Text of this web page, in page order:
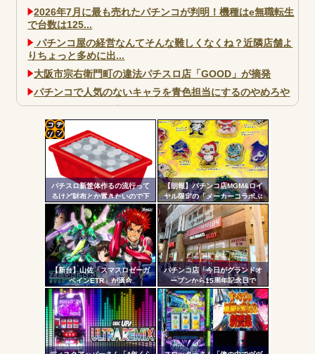
2026年7月に最も売れたパチンコが判明！機種はe無職転生
で台数は125...
パチンコ屋の経営なんてそんな難しくなくね？近隣店舗よ
りちょっと多めに出...
大阪市宗右衛門町の違法パチスロ店「GOOD」が摘発
パチンコで人気のないキャラを青色担当にするのやめろや
「今までありがとう」と...
無職のパチンコカス(22)なんやが、ワイの人生どれくらい
ヤバいか教えて？...
AngelBeats!とかいうクソアニメの思い出ｗｗｗ
Powered by livedoor 相互RSS
パチスロ新筐体作るの流行って
るけど財布とか置きたいので下
皿とか今まで通りがいいわ
【朗報】パチンコ店MGM&ロイ
ヤル限定の「メーカーコラボぷ
っくり3Dシール」が可愛いと話
題に！限定生産3000枚らしい
【新台】山佐「スマスロゼーガ
ペインETR」が適合
パチンコ店「今日がグランドオ
ープンから15周年記念日で
す！」←ワイ「五万負けてま
す」
コテ
リン
- 固
定リ
ンク
自動
更新
ツー
ル